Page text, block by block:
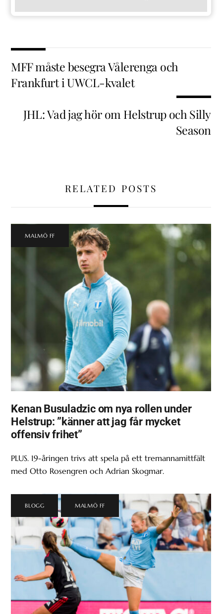
MFF måste besegra Vålerenga och
Frankfurt i UWCL-kvalet
JHL: Vad jag hör om Helstrup och Silly
Season
RELATED POSTS
MALMÖ FF
Kenan Busuladzic om nya rollen under
Helstrup: ”känner att jag får mycket
offensiv frihet”
PLUS. 19-åringen trivs att spela på ett tremannamittfält
med Otto Rosengren och Adrian Skogmar.
BLOGG MALMÖ FF